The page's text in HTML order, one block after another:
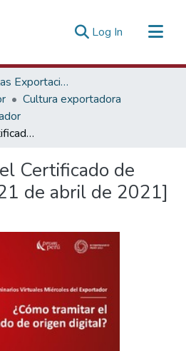
Log In (current)
Promoción de las Exportaciones
Cultura exportadora
Cómo tramitar el Certificado de origen digital [21 de abril de 2021]
Certificado de
de abril de 2021]